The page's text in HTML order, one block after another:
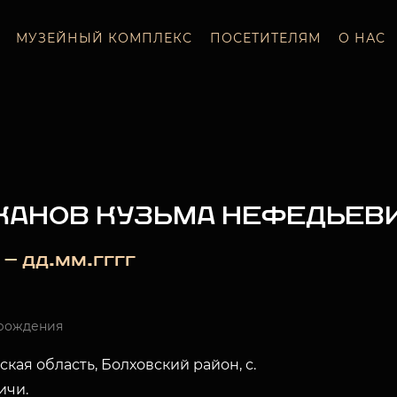
МУЗЕЙНЫЙ КОМПЛЕКС ПОСЕТИТЕЛЯМ О НАС
КУЗЬМА
— дд.мм.гггг
область, Болховский район, с.